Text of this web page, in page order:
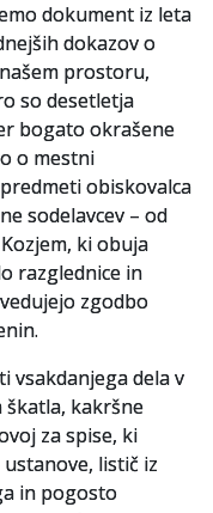
dokument iz leta
dokazov o
prostoru,
so desetletja
bogato okrašene
o mestni
obiskovalca
sodelavcev – od
ki obuja
razglednice in
zgodbo
vsakdanjega dela v
škatla, kakršne
za spise, ki
listič iz
in pogosto